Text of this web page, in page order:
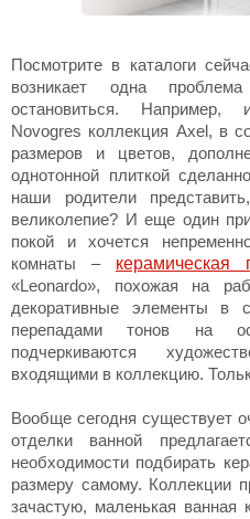
Посмотрите в каталоги
возникает одна
остановиться. Например,
Novogres коллекция Axel, в
размеров и цветов,
однотонной плиткой
наши родители
великолепие? И еще один
покой и хочется
комнаты – керамическая
«Leonardo», похожая на
декоративные элементы в
перепадами тонов на
подчеркиваются
входящими в коллекцию.
Вообще сегодня существует
отделки ванной
необходимости подбирать
размеру самому. Коллекции
зачастую, маленькая ванная